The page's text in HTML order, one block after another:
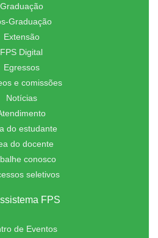
Graduação
Graduação
Extensão
FPS Digital
Egressos
e comissões
Notícias
do estudante
do docente
conosco
seletivos
FPS
de Eventos